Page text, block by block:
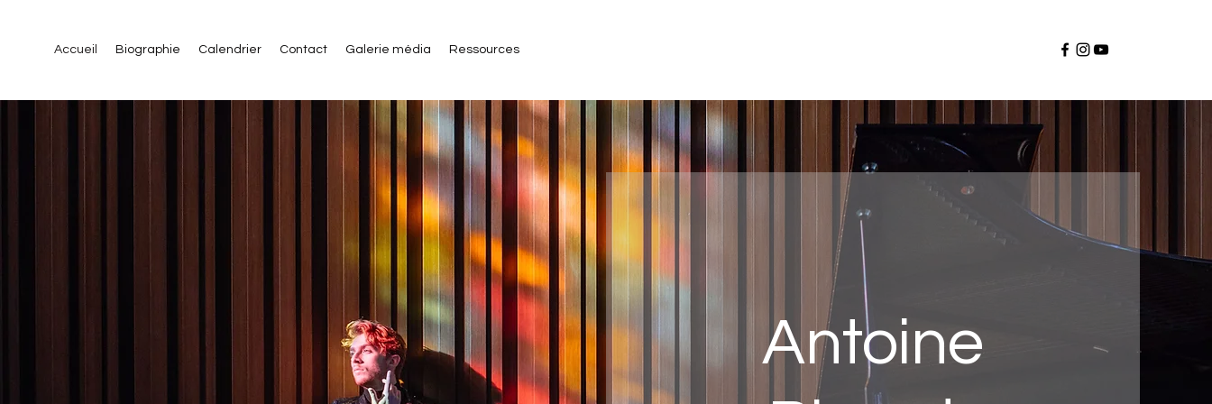
Accueil Biographie Calendrier Contact Galerie média Ressources
Antoine